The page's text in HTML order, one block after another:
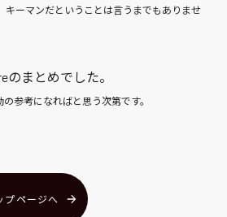
キーマンだということは言うまでもありませ
のまとめでした。
参考になればと思う次第です。
ページへ